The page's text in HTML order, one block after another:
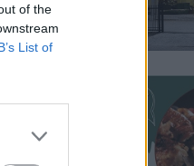
of the
List of